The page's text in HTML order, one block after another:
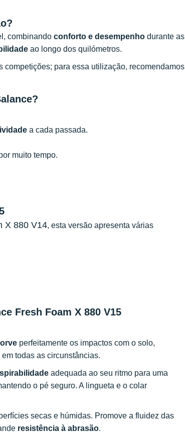
combinando conforto e desempenho durante as
ao longo dos quilómetros.
para essa utilização, recomendamos
a cada passada.
muito tempo.
X 880 V14, esta versão apresenta várias
Fresh Foam X 880 V15
perfeitamente os impactos com o solo,
todas as circunstâncias.
adequada ao seu ritmo para uma
o pé seguro. A lingueta e o colar
secas e húmidas. Promove a fluidez das
resistência à abrasão.